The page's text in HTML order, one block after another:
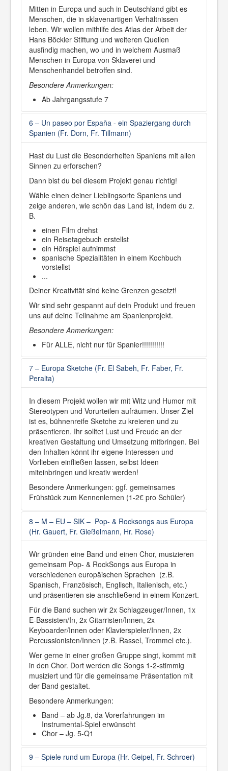
Mitten in Europa und auch in Deutschland gibt es
Menschen, die in sklavenartigen Verhältnissen
leben. Wir wollen mithilfe des Atlas der Arbeit der
Hans Böckler Stiftung und weiteren Quellen
ausfindig machen, wo und in welchem Ausmaß
Menschen in Europa von Sklaverei und
Menschenhandel betroffen sind.
Besondere Anmerkungen:
Ab Jahrgangsstufe 7
6 – Un paseo por España - ein Spaziergang durch
Spanien (Fr. Dorn, Fr. Tillmann)
Hast du Lust die Besonderheiten Spaniens mit allen
Sinnen zu erforschen?
Dann bist du bei diesem Projekt genau richtig!
Wähle einen deiner Lieblingsorte Spaniens und
zeige anderen, wie schön das Land ist, indem du z.
B.
einen Film drehst
ein Reisetagebuch erstellst
ein Hörspiel aufnimmst
spanische Spezialitäten in einem Kochbuch
vorstellst
...
Deiner Kreativität sind keine Grenzen gesetzt!
Wir sind sehr gespannt auf dein Produkt und freuen
uns auf deine Teilnahme am Spanienprojekt.
Besondere Anmerkungen:
Für ALLE, nicht nur für Spanier!!!!!!!!!!!
7 – Europa Sketche (Fr. El Sabeh, Fr. Faber, Fr.
Peralta)
In diesem Projekt wollen wir mit Witz und Humor mit
Stereotypen und Vorurteilen aufräumen. Unser Ziel
ist es, bühnenreife Sketche zu kreieren und zu
präsentieren. Ihr solltet Lust und Freude an der
kreativen Gestaltung und Umsetzung mitbringen. Bei
den Inhalten könnt ihr eigene Interessen und
Vorlieben einfließen lassen, selbst Ideen
miteinbringen und kreativ werden!
Besondere Anmerkungen: ggf. gemeinsames
Frühstück zum Kennenlernen (1-2€ pro Schüler)
8 – M – EU – SIK – Pop- & Rocksongs aus Europa
(Hr. Gauert, Fr. Gießelmann, Hr. Rose)
Wir gründen eine Band und einen Chor, musizieren
gemeinsam Pop- & RockSongs aus Europa in
verschiedenen europäischen Sprachen (z.B.
Spanisch, Französisch, Englisch, Italienisch, etc.)
und präsentieren sie anschließend in einem Konzert.
Für die Band suchen wir 2x Schlagzeuger/Innen, 1x
E-Bassisten/In, 2x Gitarristen/Innen, 2x
Keyboarder/Innen oder Klavierspieler/Innen, 2x
Percussionisten/Innen (z.B. Rassel, Trommel etc.).
Wer gerne in einer großen Gruppe singt, kommt mit
in den Chor. Dort werden die Songs 1-2-stimmig
musiziert und für die gemeinsame Präsentation mit
der Band gestaltet.
Besondere Anmerkungen:
Band – ab Jg.8, da Vorerfahrungen im
Instrumental-Spiel erwünscht
Chor – Jg. 5-Q1
9 – Spiele rund um Europa (Hr. Geipel, Fr. Schroer)